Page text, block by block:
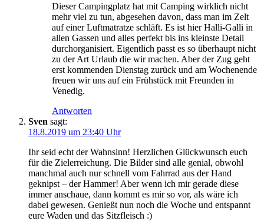
Dieser Campingplatz hat mit Camping wirklich nicht
mehr viel zu tun, abgesehen davon, dass man im Zelt
auf einer Luftmatratze schläft. Es ist hier Halli-Galli in
allen Gassen und alles perfekt bis ins kleinste Detail
durchorganisiert. Eigentlich passt es so überhaupt nicht
zu der Art Urlaub die wir machen. Aber der Zug geht
erst kommenden Dienstag zurück und am Wochenende
freuen wir uns auf ein Frühstück mit Freunden in
Venedig.
Antworten
Sven sagt:
18.8.2019 um 23:40 Uhr
Ihr seid echt der Wahnsinn! Herzlichen Glückwunsch euch
für die Zielerreichung. Die Bilder sind alle genial, obwohl
manchmal auch nur schnell vom Fahrrad aus der Hand
geknipst – der Hammer! Aber wenn ich mir gerade diese
immer anschaue, dann kommt es mir so vor, als wäre ich
dabei gewesen. Genießt nun noch die Woche und entspannt
eure Waden und das Sitzfleisch :)